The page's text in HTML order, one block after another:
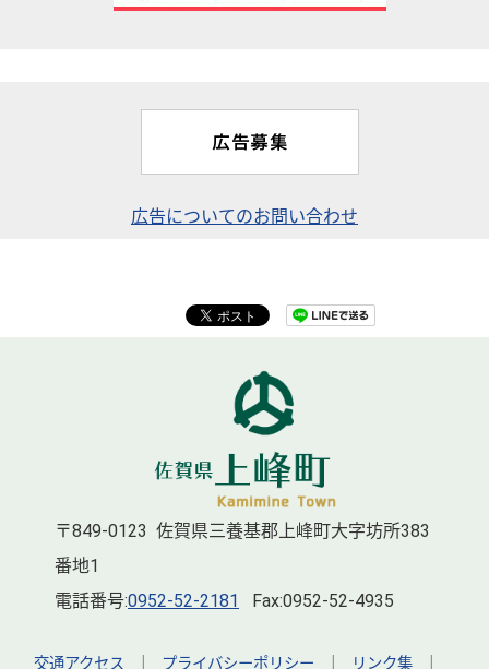
広告についてのお問い合わせ
〒849-0123 佐賀県三養基郡上峰町大字坊所383
番地1
電話番号:0952-52-2181 Fax:0952-52-4935
交通アクセス プライバシーポリシー リンク集